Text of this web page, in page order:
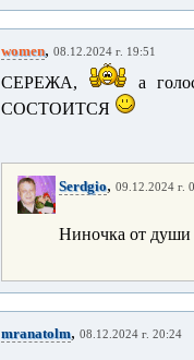
women, 08.12.2024 г. 19:51
СЕРЕЖА,
а
СОСТОИТСЯ
Serdgio, 09.12.2024 г.
Ниночка от души
mranatolm, 08.12.2024 г. 20:24